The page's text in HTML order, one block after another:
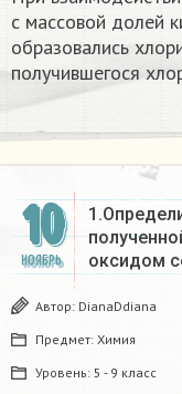
с массовой долей
образовались
получившегося
10
НОЯБРЬ
оксидом
Автор: DianaDdiana
Предмет: Химия
Уровень: 5 - 9 класс